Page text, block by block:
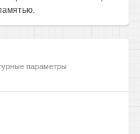
параметры